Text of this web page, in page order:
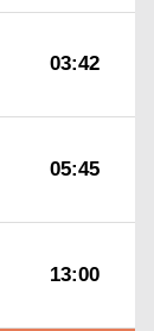
03:42
05:45
13:00